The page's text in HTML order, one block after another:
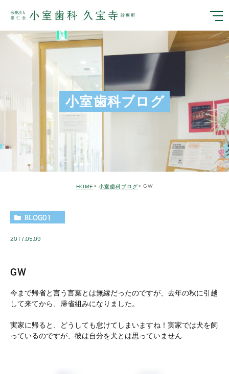
小室歯科ブログ
HOME 小室歯科ブログ GW
BLOG01
2017.05.09
GW
今まで帰省と言う言葉とは無縁だったのですが、去年の秋に引越
して来てから、帰省組みになりました。
実家に帰ると、どうしても怠けてしまいますね！実家では犬を飼
っているのですが、彼は自分を犬とは思っていません